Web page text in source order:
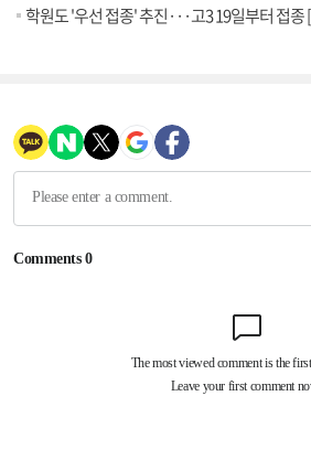
학원도 '우선 접종' 추진···고3 19일부터 접종 [오늘